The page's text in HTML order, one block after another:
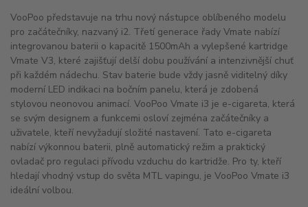
VooPoo představuje na trhu nový nástupce oblíbeného modelu
pro začátečníky, nazvaný i2. Třetí generace řady Vmate nabízí
integrovanou baterii o kapacitě 1500mAh a vylepšené kartridge
Vmate V3, které zajišťují delší dobu používání a intenzivnější chuť
při každém nádechu. Stav baterie bude vždy jasně viditelný díky
moderní LED indikaci na bočním panelu, která je zdobená
stylovou neonovou animací. VooPoo Vmate i3 je e-cigareta, která
se svým designem a funkcemi osloví zejména začátečníky a
uživatele, kteří nevyžadují složité nastavení. Tato e-cigareta
nabízí výkonnou baterii, plně automatický režim a praktický
ovladač pro regulaci přívodu vzduchu do kartridže. Pro ty, kteří
hledají vhodný vstup do světa MTL vapingu, je VooPoo Vmate i3
ideální volbou.